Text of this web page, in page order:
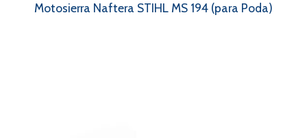
Motosierra Naftera STIHL MS 194 (para Poda)